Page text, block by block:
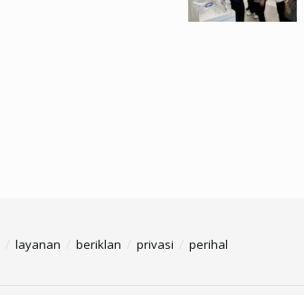
layanan beriklan privasi perihal